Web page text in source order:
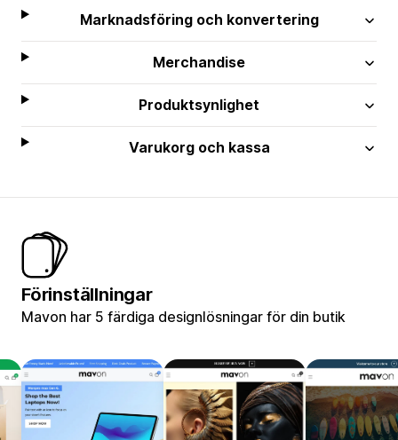
Marknadsföring och konvertering
Merchandise
Produktsynlighet
Varukorg och kassa
Förinställningar
Mavon har 5 färdiga designlösningar för din butik